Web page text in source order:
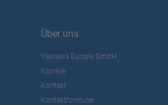
Über uns
Yaskawa Europe GmbH
Karriere
Kontakt
Kontaktformular